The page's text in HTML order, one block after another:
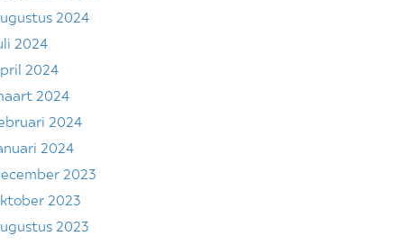
2024
2024
2024
2024
2024
2024
2023
2023
2023